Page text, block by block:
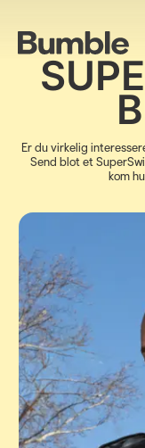
Er du virkelig
Send blot et
kom